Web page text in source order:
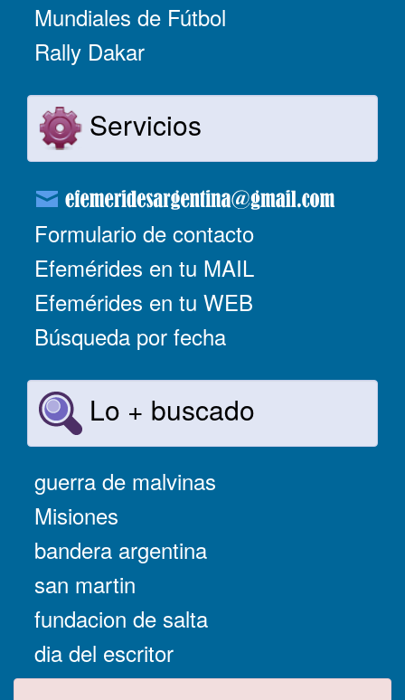
Mundiales de Fútbol
Rally Dakar
Servicios
Formulario de contacto
Efemérides en tu MAIL
Efemérides en tu WEB
Búsqueda por fecha
Lo + buscado
guerra de malvinas
Misiones
bandera argentina
san martin
fundacion de salta
dia del escritor